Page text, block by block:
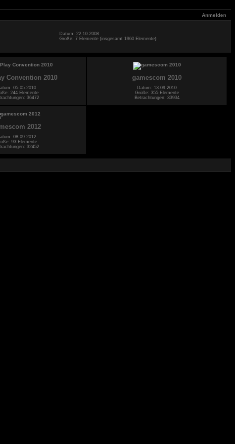
Anmelden
Datum: 22.10.2008
Größe: 7 Elemente (insgesamt 1960 Elemente)
Convention 2010
05.05.2010
244 Elemente
36472
gamescom 2010
Datum: 13.09.2010
Größe: 355 Elemente
Betrachtungen: 33934
2012
08.09.2012
93 Elemente
32452